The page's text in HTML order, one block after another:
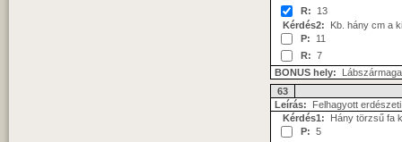
R: 13
Kérdés2: Kb. hány cm a
P: 11
R: 7
BONUS hely:
63
Leírás: Felhagyott
Kérdés1: Hány törzsű fa
P: 5